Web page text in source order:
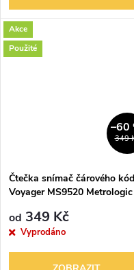
Akce
Použité
349
–60
Čtečka snímač čárového
Voyager MS9520 Metrologic
od 349 Kč
Vyprodáno